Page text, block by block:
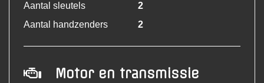
Aantal sleutels
2
Aantal handzenders
2
Motor en transmissie